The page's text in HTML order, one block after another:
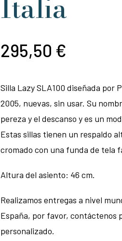
Italia
295,50 €
Silla Lazy SLA100 diseñada por
2005, nuevas, sin usar. Su
pereza y el descanso y es un
Estas sillas tienen un respaldo
cromado con una funda de tela
Altura del asiento: 46 cm.
Realizamos entregas a nivel
España, por favor, contáctenos
personalizado.